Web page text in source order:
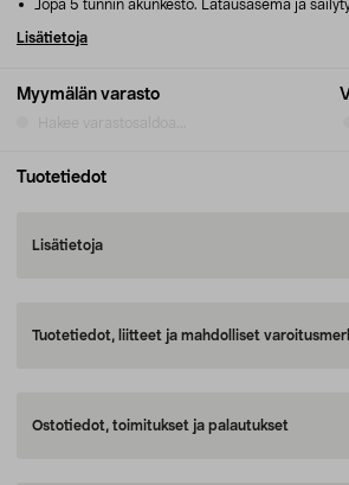
Myymälän varasto
Jopa 5 tunnin akunkesto. Latausasema ja
Lisätietoja
Tuotetiedot
Lisätietoja
Tuotetiedot, liitteet ja mahdolliset
Ostotiedot, toimitukset ja palautukset